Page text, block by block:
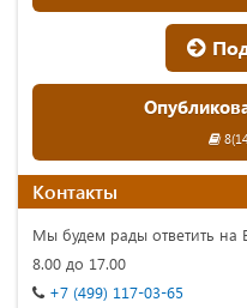
Контакты
Мы будем рады ответить
8.00 до 17.00
+7 (499) 117-03-65